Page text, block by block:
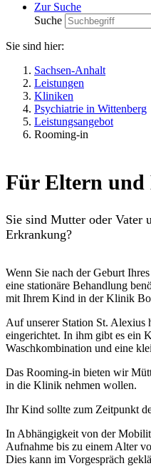
Zur Suche
Suche
Sie sind hier:
Sachsen-Anhalt
Leistungen
Kliniken
Psychiatrie in Wittenberg
Leistungsangebot
Rooming-in
Für Eltern und
Sie sind Mutter oder Vater
Erkrankung?
Wenn Sie nach der Geburt
eine stationäre Behandlung
mit Ihrem Kind in der Klinik
Auf unserer Station St.
eingerichtet. In ihm gibt es ein
Waschkombination und eine
Das Rooming-in bieten wir
in die Klinik nehmen wollen.
Ihr Kind sollte zum Zeitpunkt
In Abhängigkeit von der
Aufnahme bis zu einem Alter
Dies kann im Vorgespräch